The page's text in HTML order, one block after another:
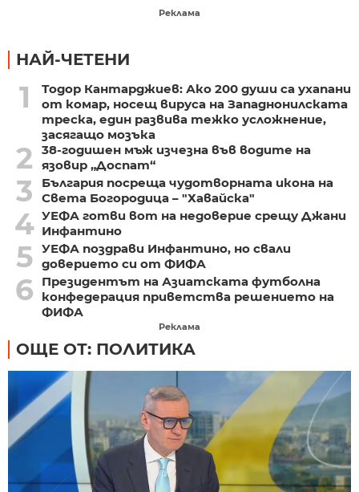
Реклама
НАЙ-ЧЕТЕНИ
1
Тодор Кантарджиев: Ако 200 души са ухапани
от комар, носещ вируса на Западнонилската
треска, един развива тежко усложнение,
засягащо мозъка
2
38-годишен мъж изчезна във водите на
язовир „Доспат“
3
България посреща чудотворната икона на
Света Богородица – "Хавайска"
4 УЕФА готви вот на недоверие срещу Джани
Инфантино
5 УЕФА поздрави Инфантино, но свали
доверието си от ФИФА
6
Президентът на Азиатската футболна
конфедерация приветства решението на
ФИФА
Реклама
ОЩЕ ОТ: ПОЛИТИКА